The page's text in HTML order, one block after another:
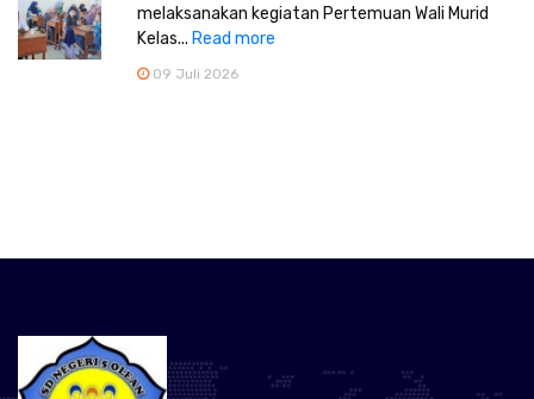
melaksanakan kegiatan Pertemuan Wali Murid
Kelas... Read more
09 Juli 2026